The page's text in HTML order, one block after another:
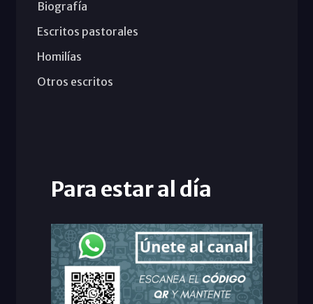
Biografía
Escritos pastorales
Homilías
Otros escritos
Para estar al día